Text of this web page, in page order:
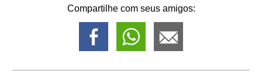
Compartilhe com seus amigos: